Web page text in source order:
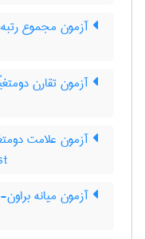
آزمون مجموع
آزمون تقارن
آزمون علامت
آزمون میانه